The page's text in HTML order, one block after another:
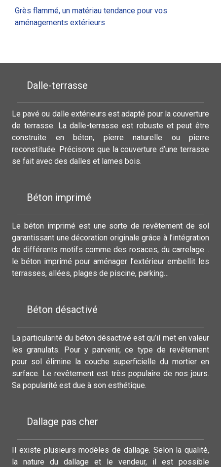
Grès flammé, un matériau tendance pour vos
aménagements extérieurs
Dalle-terrasse
Le pavé ou dalle extérieurs est adapté pour la couverture
de terrasse. La dalle-terrasse est robuste et peut être
construite en béton, pierre naturelle ou pierre
reconstituée. Précisons que la couverture d’une terrasse
se fait avec des dalles et lames bois.
Béton imprimé
Le béton imprimé est une sorte de revêtement de sol
garantissant une décoration originale grâce à l’intégration
de différents motifs comme des rosaces, du carrelage…
le béton imprimé pour aménager l’extérieur embellit les
terrasses, allées, plages de piscine, parking…
Béton désactivé
La particularité du béton désactivé est qu’il met en valeur
les granulats. Pour y parvenir, ce type de revêtement
pour sol élimine la couche superficielle du mortier en
surface. Le revêtement est très populaire de nos jours.
Sa popularité est due à son esthétique.
Dallage pas cher
Il existe plusieurs modèles de dallage. Selon la qualité,
la nature du dallage et le vendeur, il est possible